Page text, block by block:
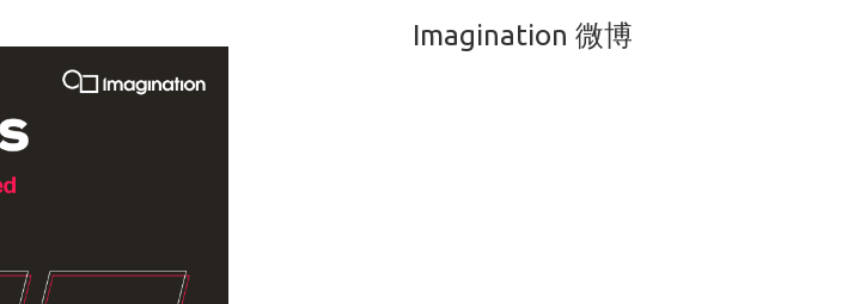
Imagination 微博